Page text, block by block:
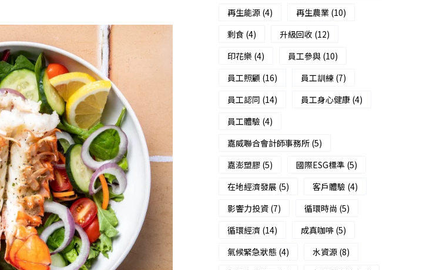
再生能源(4) 再生農業(10)
剩食(4) 升級回收 (12)
印花樂 (4) 員工參與(10)
員工照顧 (16) 員工訓練(7)
員工認同 (14) 員工身心健康(4)
員工體驗 (4)
嘉威聯合會計師事務所(5)
嘉澎塑膠(5) 國際ESG標準(5)
在地經濟發展 (5) 客戶體驗 (4)
影響力投資(7) 循環時尚 (5)
循環經濟(14) 成真咖啡(5)
氣候緊急狀態 (4) 水資源(8)